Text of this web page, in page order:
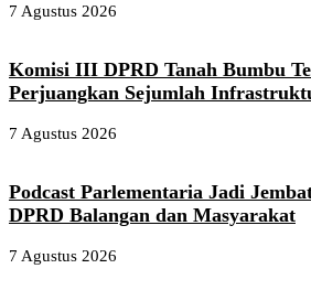
7 Agustus 2026
Komisi III DPRD Tanah Bumbu
Perjuangkan Sejumlah
7 Agustus 2026
Podcast Parlementaria Jadi
DPRD Balangan dan Masyarakat
7 Agustus 2026